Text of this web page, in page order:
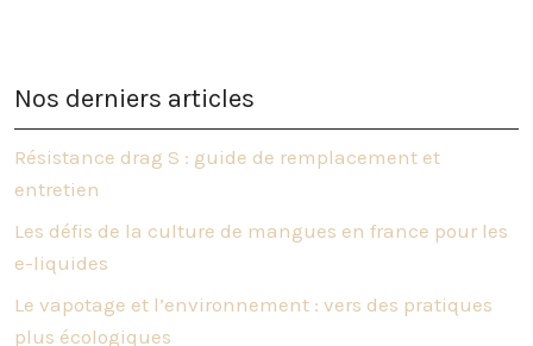
Nos derniers articles
Résistance drag S : guide de remplacement et
entretien
Les défis de la culture de mangues en france pour les
e-liquides
Le vapotage et l’environnement : vers des pratiques
plus écologiques